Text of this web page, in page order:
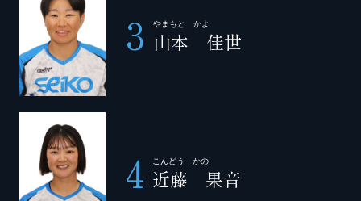
3 やまもと かよ
山本 佳世
4 こんどう かの
近藤 果音